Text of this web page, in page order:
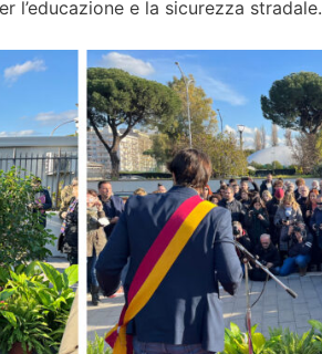
l’educazione e la sicurezza stradale.